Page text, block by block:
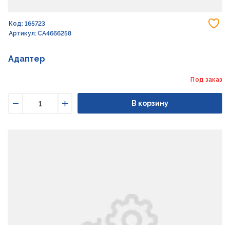
Код: 165723
Артикул: CA4666258
Адаптер
Под заказ
Увеличить
В корзину